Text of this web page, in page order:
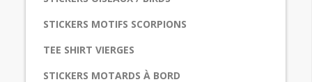
STICKERS MOTIFS SCORPIONS
TEE SHIRT VIERGES
STICKERS MOTARDS À BORD